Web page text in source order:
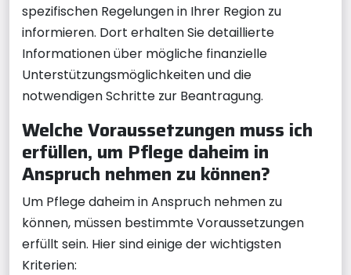
spezifischen Regelungen in Ihrer Region zu
informieren. Dort erhalten Sie detaillierte
Informationen über mögliche finanzielle
Unterstützungsmöglichkeiten und die
notwendigen Schritte zur Beantragung.
Welche Voraussetzungen muss ich
erfüllen, um Pflege daheim in
Anspruch nehmen zu können?
Um Pflege daheim in Anspruch nehmen zu
können, müssen bestimmte Voraussetzungen
erfüllt sein. Hier sind einige der wichtigsten
Kriterien: